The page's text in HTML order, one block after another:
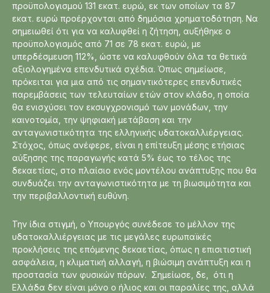
προϋπολογισμού 131 εκατ. ευρώ, εκ των οποίων τα 87
εκατ. ευρώ προέρχονται από δημόσια χρηματοδότηση. Να
σημειωθεί ότι για να καλυφθεί η ζήτηση, αυξήθηκε ο
προϋπολογισμός από 71 σε 78 εκατ. ευρώ, με
υπερδέσμευση 112%, ώστε να καλυφθούν όλα τα θετικά
αξιολογημένα επενδυτικά σχέδια. Όπως σημείωσε,
πρόκειται για μια από τις σημαντικότερες επενδυτικές
παρεμβάσεις των τελευταίων ετών στον κλάδο, η οποία
θα ενισχύσει τον εκσυγχρονισμό των μονάδων, την
καινοτομία, την ψηφιακή μετάβαση και την
ανταγωνιστικότητα της ελληνικής υδατοκαλλιέργειας.
Στόχος, όπως ανέφερε, είναι η επίτευξη μέσης ετήσιας
αύξησης της παραγωγής κατά 5% έως το τέλος της
δεκαετίας, στο πλαίσιο ενός μοντέλου ανάπτυξης που θα
συνδυάζει την ανταγωνιστικότητα με τη βιωσιμότητα και
την περιβαλλοντική ευθύνη.
Την ίδια στιγμή, ο Υπουργός συνέδεσε το μέλλον της
υδατοκαλλιέργειας με τις μεγάλες ευρωπαϊκές
προκλήσεις της επόμενης δεκαετίας, όπως η επισιτιστική
ασφάλεια, η κλιματική αλλαγή, η βιώσιμη ανάπτυξη και η
προστασία των φυσικών πόρων. Σημείωσε, δε, ότι η
Ελλάδα δεν είναι μόνο ο ήλιος και οι παραλίες της, αλλά